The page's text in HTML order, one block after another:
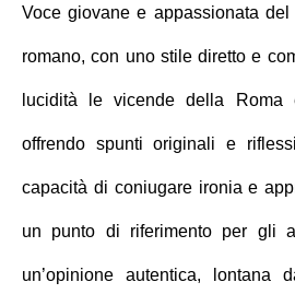
Voce giovane e appassionata
romano, con uno stile diretto e
lucidità le vicende della
offrendo spunti originali e
capacità di coniugare ironia e
un punto di riferimento per gli
un’opinione autentica, lontana